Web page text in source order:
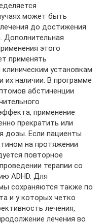
может быть
до достижения
Дополнительная
этого
применять
установкам
их наличии. В программе
абстиненции
применение
прекратить или
дозы. Если пациенты
на протяжении
повторное
терапии со
ADHD. Для
сохраняются также по
и у которых четко
лечения,
лечения во